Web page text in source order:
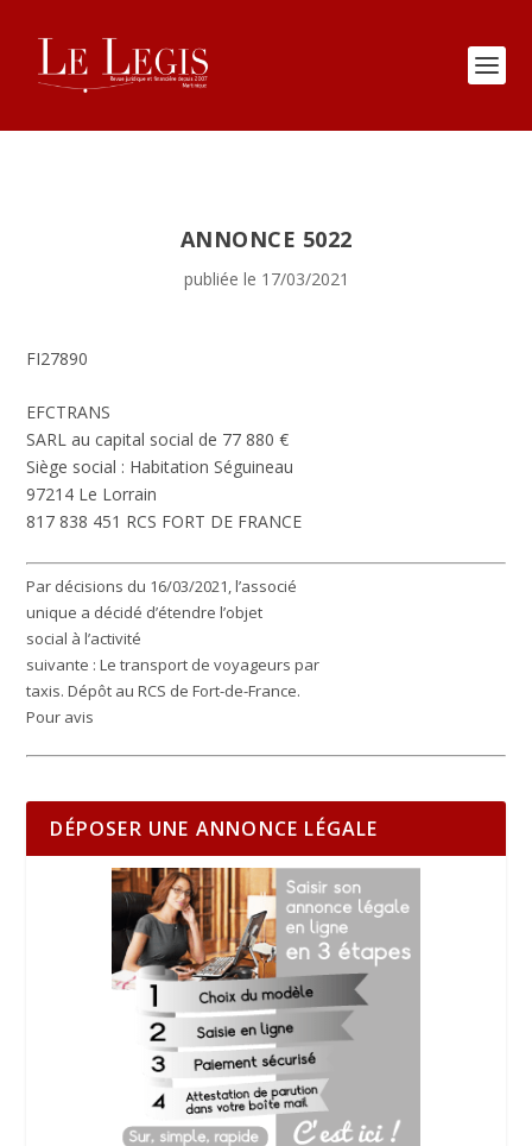
ANNONCE 5022
publiée le 17/03/2021
FI27890
EFCTRANS
SARL au capital social de 77 880 €
Siège social : Habitation Séguineau
97214 Le Lorrain
817 838 451 RCS FORT DE FRANCE
Par décisions du 16/03/2021, l’associé
unique a décidé d’étendre l’objet
social à l’activité
suivante : Le transport de voyageurs par
taxis. Dépôt au RCS de Fort-de-France.
Pour avis
DÉPOSER UNE ANNONCE LÉGALE